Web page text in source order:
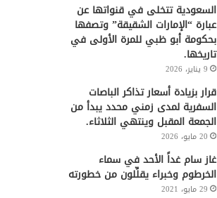
السعودية تتخلى في قنواتها عن
عبارة “الإمارات الشقيقة” وتصفها
بحكومة أبو ظبي للمرة الأولى في
تاريخها.
9 يناير، 2026
قرار بزيادة أسعار تذاكر الباصات
السفرية لمدى زمني محدد يبدأ من
الجمعة المقبل وينتهي الثلاثاء.
20 مايو، 2026
غاز سام غداً الأحد في سماء
الخرطوم وخبراء يقلِّلون من خطورته
29 مايو، 2021